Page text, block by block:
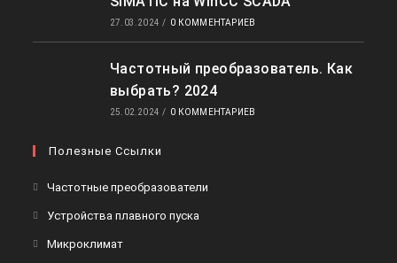
27.03.2024 / 0 КОММЕНТАРИЕВ
Частотный преобразователь. Как
выбрать? 2024
25.02.2024 / 0 КОММЕНТАРИЕВ
Полезные Ссылки
Частотные преобразователи
Устройства плавного пуска
МикроклиматОткроется